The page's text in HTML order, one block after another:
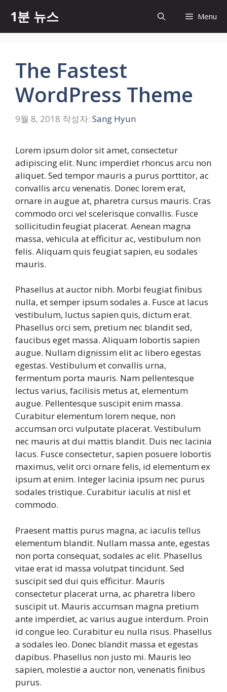
츠
1분 뉴스 Menu
The Fastest
WordPress Theme
9월 8, 2018 작성자: Sang Hyun
Lorem ipsum dolor sit amet, consectetur
adipiscing elit. Nunc imperdiet rhoncus arcu non
aliquet. Sed tempor mauris a purus porttitor, ac
convallis arcu venenatis. Donec lorem erat,
ornare in augue at, pharetra cursus mauris. Cras
commodo orci vel scelerisque convallis. Fusce
sollicitudin feugiat placerat. Aenean magna
massa, vehicula at efficitur ac, vestibulum non
felis. Aliquam quis feugiat sapien, eu sodales
mauris.
Phasellus at auctor nibh. Morbi feugiat finibus
nulla, et semper ipsum sodales a. Fusce at lacus
vestibulum, luctus sapien quis, dictum erat.
Phasellus orci sem, pretium nec blandit sed,
faucibus eget massa. Aliquam lobortis sapien
augue. Nullam dignissim elit ac libero egestas
egestas. Vestibulum et convallis urna,
fermentum porta mauris. Nam pellentesque
lectus varius, facilisis metus at, elementum
augue. Pellentesque suscipit enim massa.
Curabitur elementum lorem neque, non
accumsan orci vulputate placerat. Vestibulum
nec mauris at dui mattis blandit. Duis nec lacinia
lacus. Fusce consectetur, sapien posuere lobortis
maximus, velit orci ornare felis, id elementum ex
ipsum at enim. Integer lacinia ipsum nec purus
sodales tristique. Curabitur iaculis at nisl et
commodo.
Praesent mattis purus magna, ac iaculis tellus
elementum blandit. Nullam massa ante, egestas
non porta consequat, sodales ac elit. Phasellus
vitae erat id massa volutpat tincidunt. Sed
suscipit sed dui quis efficitur. Mauris
consectetur placerat urna, ac pharetra libero
suscipit ut. Mauris accumsan magna pretium
ante imperdiet, ac varius augue interdum. Proin
id congue leo. Curabitur eu nulla risus. Phasellus
a sodales leo. Donec blandit massa et egestas
dapibus. Phasellus non justo mi. Mauris leo
sapien, molestie a auctor non, venenatis finibus
purus.